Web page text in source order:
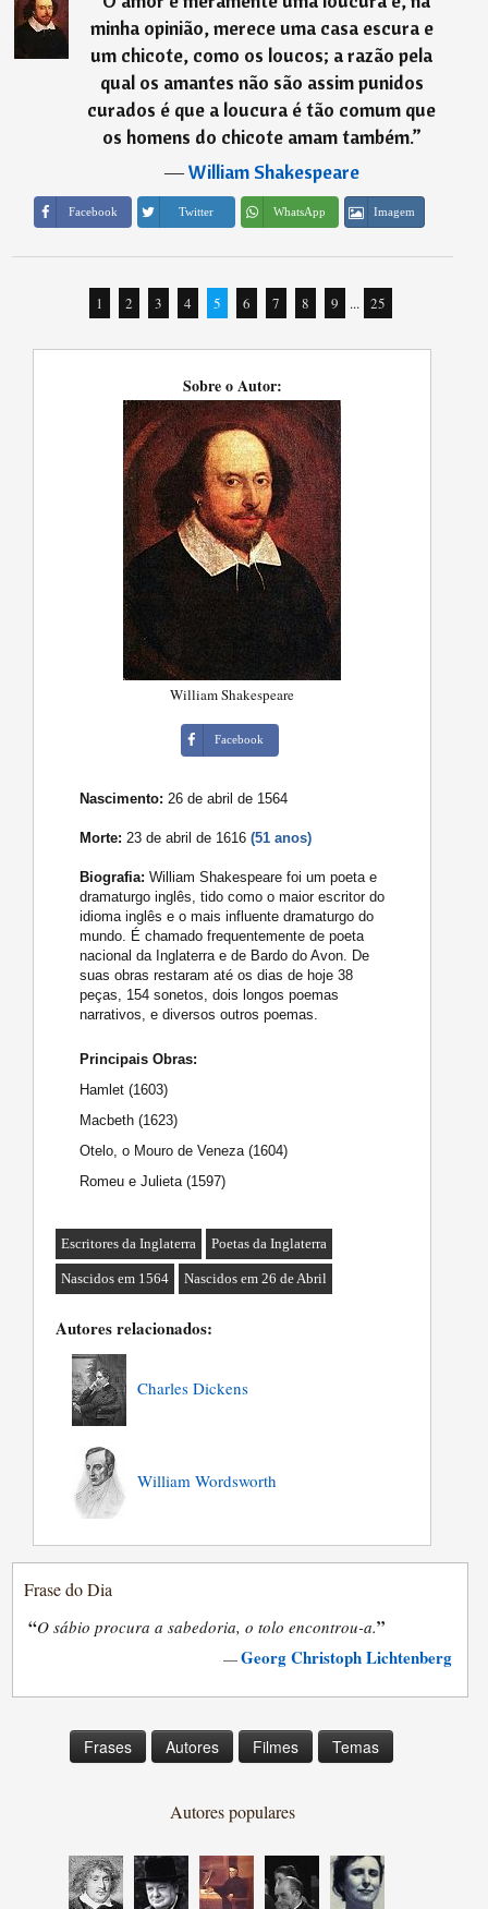
minha opinião, merece uma casa escura e
um chicote, como os loucos; a razão pela
qual os amantes não são assim punidos
curados é que a loucura é tão comum que
os homens do chicote amam também.”
―William Shakespeare
Facebook Twitter WhatsApp Imagem
1 2 3 4 5 6 7 8 9 ... 25
Sobre o Autor:
William Shakespeare
Facebook
Nascimento: 26 de abril de 1564
Morte: 23 de abril de 1616(51 anos)
Biografia: William Shakespeare foi um poeta e
dramaturgo inglês, tido como o maior escritor do
idioma inglês e o mais influente dramaturgo do
mundo. É chamado frequentemente de poeta
nacional da Inglaterra e de Bardo do Avon. De
suas obras restaram até os dias de hoje 38
peças, 154 sonetos, dois longos poemas
narrativos, e diversos outros poemas.
Principais Obras:
Hamlet (1603)
Macbeth (1623)
Otelo, o Mouro de Veneza (1604)
Romeu e Julieta (1597)
Escritores da Inglaterra Poetas da Inglaterra
Nascidos em 1564 Nascidos em 26 de Abril
Autores relacionados:
Charles Dickens
William Wordsworth
Frase do Dia
“O sábio procura a sabedoria, o tolo encontrou-a.”
—Georg Christoph Lichtenberg
Frases Autores Filmes Temas
Autores populares